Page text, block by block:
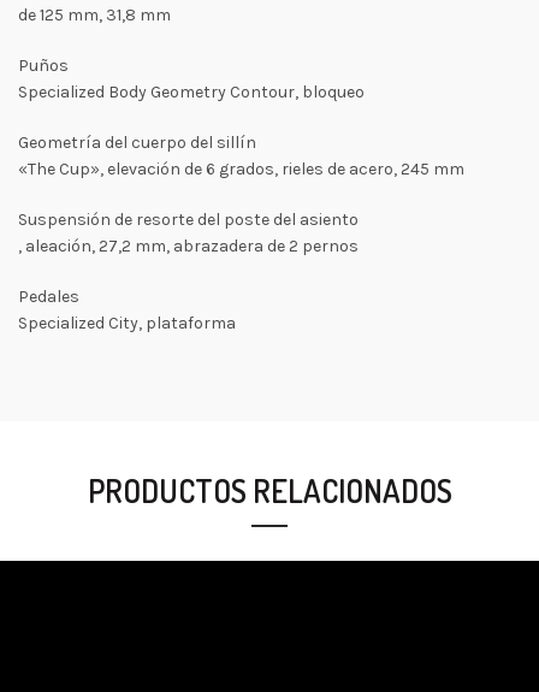
de 125 mm, 31,8 mm
Puños
Specialized Body Geometry Contour, bloqueo
Geometría del cuerpo del sillín
«The Cup», elevación de 6 grados, rieles de acero, 245 mm
Suspensión de resorte del poste del asiento
, aleación, 27,2 mm, abrazadera de 2 pernos
Pedales
Specialized City, plataforma
PRODUCTOS RELACIONADOS